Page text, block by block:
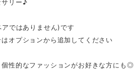
サリー♪
ではありません)です
オプションから追加してください
性的なファッションがお好きな方にも◎